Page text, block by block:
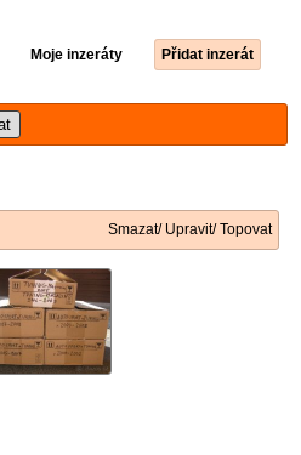
Moje inzeráty Přidat inzerát
Smazat/ Upravit/ Topovat